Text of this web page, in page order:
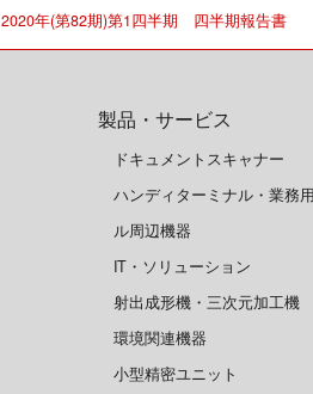
2020年(第82期)第1四半期 四半期報告書
製品・サービス
ドキュメントスキャナー
ハンディターミナル・業務
ル周辺機器
IT・ソリューション
射出成形機・三次元加工機
環境関連機器
小型精密ユニット